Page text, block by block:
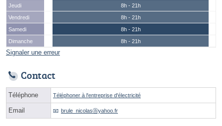
Jeudi
8h - 21h
Vendredi
8h - 21h
Samedi
8h - 21h
Dimanche
8h - 21h
Signaler une erreur
Contact
Téléphone Téléphoner à l'entreprise d'électricité
Email brule_nicolasⓐyahoo.fr